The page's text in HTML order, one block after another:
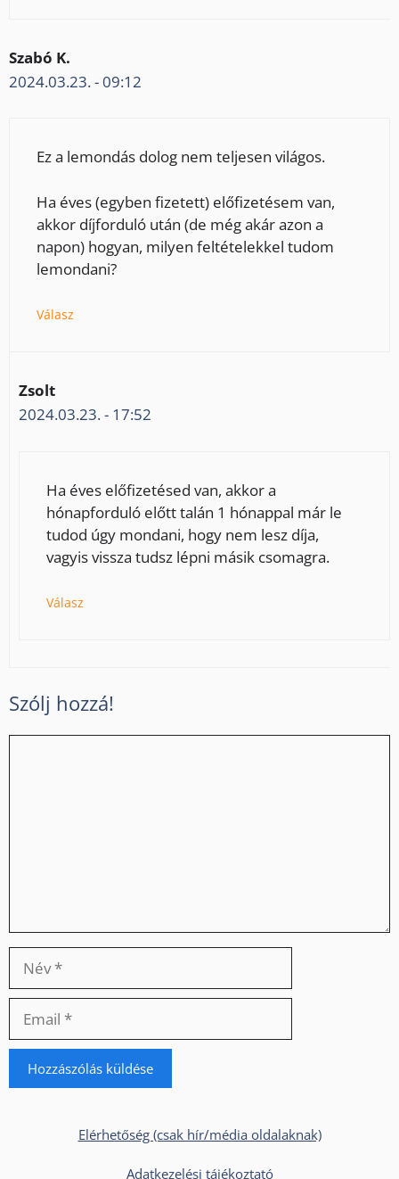
Szabó K.
2024.03.23. - 09:12
Ez a lemondás dolog nem teljesen világos.
Ha éves (egyben fizetett) előfizetésem van,
akkor díjforduló után (de még akár azon a
napon) hogyan, milyen feltételekkel tudom
lemondani?
Válasz
Zsolt
2024.03.23. - 17:52
Ha éves előfizetésed van, akkor a
hónapforduló előtt talán 1 hónappal már le
tudod úgy mondani, hogy nem lesz díja,
vagyis vissza tudsz lépni másik csomagra.
Válasz
Szólj hozzá!
Elérhetőség (csak hír/média oldalaknak)
Adatkezelési tájékoztató